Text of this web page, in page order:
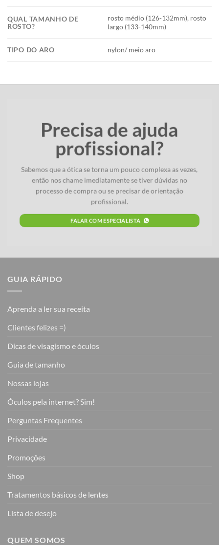
QUAL TAMANHO DE
ROSTO?
rosto médio (126-132mm), rosto
largo (133-140mm)
TIPO DO ARO nylon/ meio aro
Precisa de ajuda
profissional?
Sabemos que a ótica se torna um pouco complexa as vezes,
então nos chame imediatamente se tiver dúvidas no
processo de compra ou se precisar de orientação
profissional.
FALAR COM ESPECIALISTA
GUIA RÁPIDO
Aprenda a ler sua receita
Clientes felizes =)
Dicas de visagismo e óculos
Guia de tamanho
Nossas lojas
Óculos pela internet? Sim!
Perguntas Frequentes
Privacidade
Promoções
Shop
Tratamentos básicos de lentes
Lista de desejo
QUEM SOMOS